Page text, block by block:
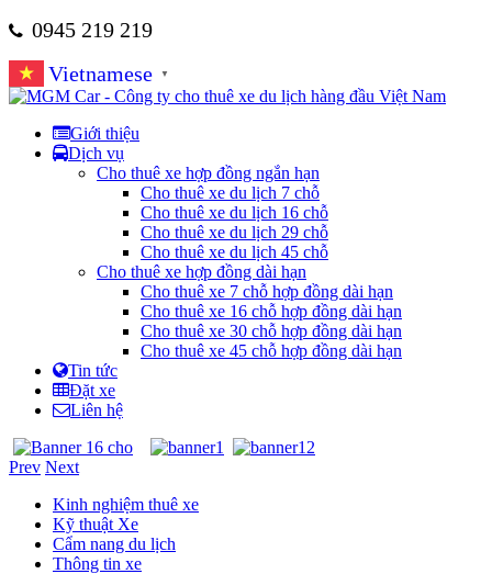
0945 219 219
Vietnamese
▼
Giới thiệu
Dịch vụ
Cho thuê xe hợp đồng ngắn hạn
Cho thuê xe du lịch 7 chỗ
Cho thuê xe du lịch 16 chỗ
Cho thuê xe du lịch 29 chỗ
Cho thuê xe du lịch 45 chỗ
Cho thuê xe hợp đồng dài hạn
Cho thuê xe 7 chỗ hợp đồng dài hạn
Cho thuê xe 16 chỗ hợp đồng dài hạn
Cho thuê xe 30 chỗ hợp đồng dài hạn
Cho thuê xe 45 chỗ hợp đồng dài hạn
Tin tức
Đặt xe
Liên hệ
Prev Next
Kinh nghiệm thuê xe
Kỹ thuật Xe
Cẩm nang du lịch
Thông tin xe